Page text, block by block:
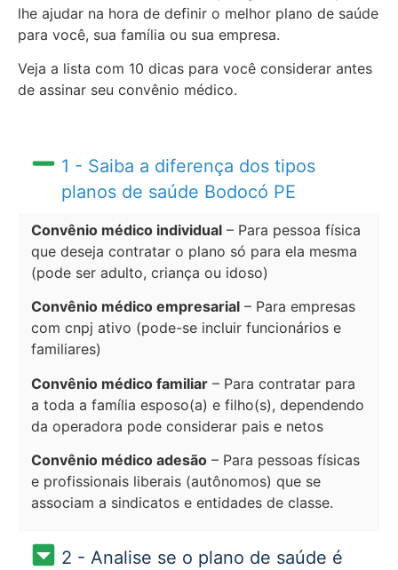
lhe ajudar na hora de definir o melhor plano de saúde
para você, sua família ou sua empresa.
Veja a lista com 10 dicas para você considerar antes
de assinar seu convênio médico.
1 - Saiba a diferença dos tipos
planos de saúde Bodocó PE
Convênio médico individual – Para pessoa física
que deseja contratar o plano só para ela mesma
(pode ser adulto, criança ou idoso)
Convênio médico empresarial – Para empresas
com cnpj ativo (pode-se incluir funcionários e
familiares)
Convênio médico familiar – Para contratar para
a toda a família esposo(a) e filho(s), dependendo
da operadora pode considerar pais e netos
Convênio médico adesão – Para pessoas físicas
e profissionais liberais (autônomos) que se
associam a sindicatos e entidades de classe.
2 - Analise se o plano de saúde é